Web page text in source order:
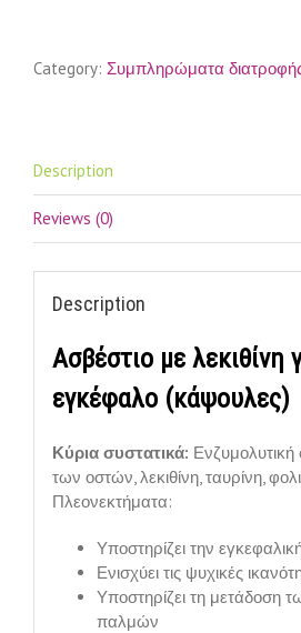
λεκιθίνη
με
λεκιθίνη
quantity
Category: Συμπληρώματα
Description
Reviews (0)
Description
Ασβέστιο με λεκιθίνη
εγκέφαλο (κάψουλες)
Κύρια συστατικά:
των οστών, λεκιθίνη, ταυρίνη,
Πλεονεκτήματα:
Υποστηρίζει την
Ενισχύει τις ψυχικές
Υποστηρίζει τη μετάδοση
παλμών